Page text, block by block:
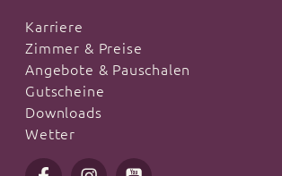
Karriere
Zimmer & Preise
Angebote & Pauschalen
Gutscheine
Downloads
Wetter